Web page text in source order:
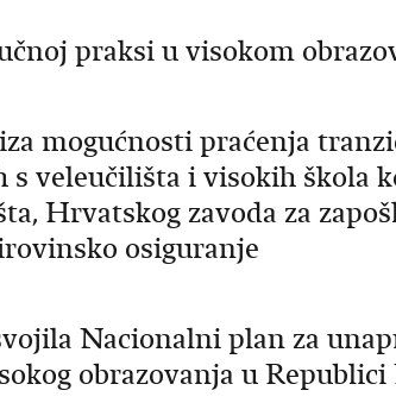
praksi u visokom
mogućnosti praćenja
veleučilišta i visokih škola
Hrvatskog zavoda za
osiguranje
Nacionalni plan za
obrazovanja u Republici